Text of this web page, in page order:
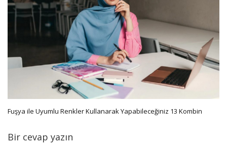
Fuşya ile Uyumlu Renkler Kullanarak Yapabileceğiniz 13 Kombin
Bir cevap yazın